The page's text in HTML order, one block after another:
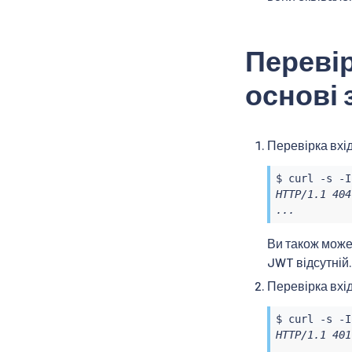
основі
Перевірка
$ curl -s
HTTP/1.1
...
Ви також
JWT відсутній.
Перевірка
$ curl -s
HTTP/1.1